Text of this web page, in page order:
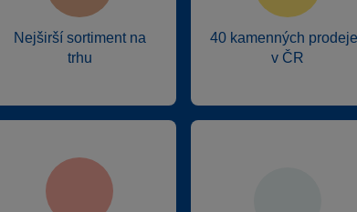
Nejširší sortiment na
trhu
40 kamenných
v ČR